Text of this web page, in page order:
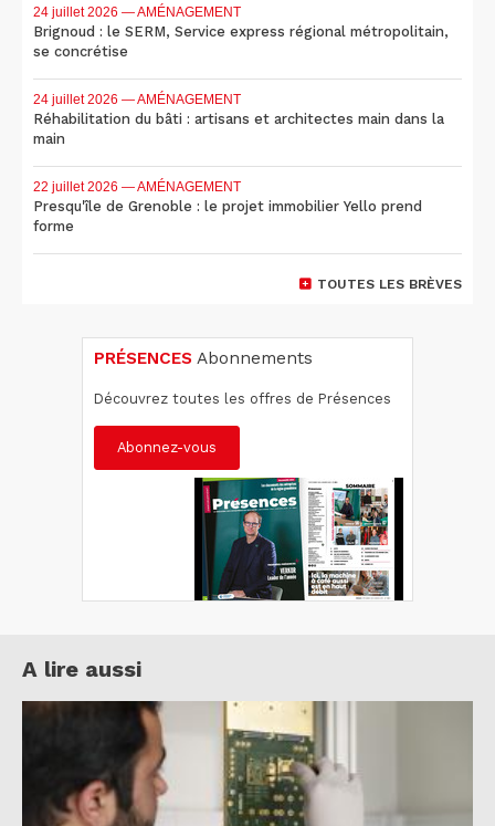
24 juillet 2026 — AMÉNAGEMENT
Brignoud : le SERM, Service express régional métropolitain,
se concrétise
24 juillet 2026 — AMÉNAGEMENT
Réhabilitation du bâti : artisans et architectes main dans la
main
22 juillet 2026 — AMÉNAGEMENT
Presqu'île de Grenoble : le projet immobilier Yello prend
forme
TOUTES LES BRÈVES
PRÉSENCES Abonnements
Découvrez toutes les offres de Présences
Abonnez-vous
A lire aussi